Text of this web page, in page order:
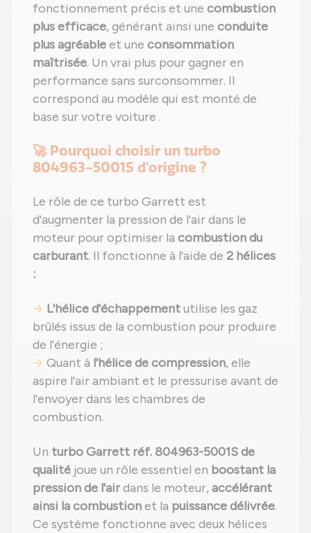
fonctionnement précis et une combustion
plus efficace, générant ainsi une conduite
plus agréableet une consommation
maîtrisée. Un vrai plus pour gagner en
performance sans surconsommer. Il
correspond au modèle qui est monté de
base sur votre voiture .
🚀 Pourquoi choisir un turbo
804963-5001S d'origine ?
Le rôle de ce turbo Garrett est
d'augmenter la pression de l'air dans le
moteur pour optimiser la combustion du
carburant. Il fonctionne à l'aide de 2 hélices
:
L'hélice d'échappementutilise les gaz
brûlés issus de la combustion pour produire
de l'énergie ;
Quant à l'hélice de compression, elle
aspire l'air ambiant et le pressurise avant de
l'envoyer dans les chambres de
combustion.
Un turbo Garrett réf. 804963-5001S de
qualité joue un rôle essentiel en boostant la
pression de l'airdans le moteur, accélérant
ainsi la combustionet la puissance délivrée.
Ce système fonctionne avec deux hélices